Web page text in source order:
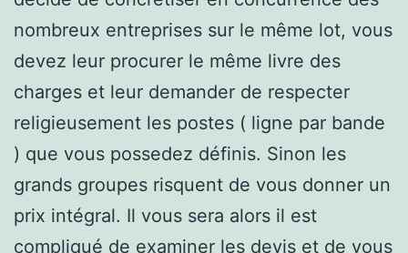
nombreux entreprises sur le même lot, vous
devez leur procurer le même livre des
charges et leur demander de respecter
religieusement les postes ( ligne par bande
) que vous possedez définis. Sinon les
grands groupes risquent de vous donner un
prix intégral. Il vous sera alors il est
compliqué de examiner les devis et de vous